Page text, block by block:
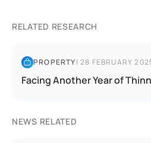
RELATED RESEARCH
PROPERTY|28 FEBRUARY
Facing Another Year of
NEWS RELATED